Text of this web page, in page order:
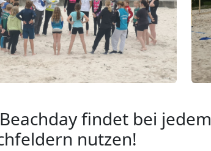
findet bei
nutzen!